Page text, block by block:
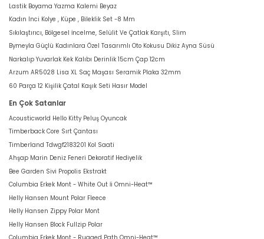
Lastik Boyama Yazma Kalemi Beyaz
Kadın Inci Kolye , Küpe , Bileklik Set -8 Mm
Sıkılaştırıcı, Bölgesel İncelme, Selülit Ve Çatlak Karşıtı, Slim
Bymeyla Güçlü Kadınlara Özel Tasarımlı Oto Kokusu Dikiz Ayna Süsü
Narkalıp Yuvarlak Kek Kalıbı Derinlik 15cm Çap 12cm
Arzum AR5028 Lisa XL Saç Maşası Seramik Plaka 32mm
60 Parça 12 Kişilik Çatal Kaşık Seti Hasır Model
En Çok Satanlar
Acousticworld Hello Kitty Peluş Oyuncak
Timberback Core Sırt Çantası
Timberland Tdwgf2183201 Kol Saati
Ahşap Marin Deniz Feneri Dekoratif Hediyelik
Bee Garden Sivi Propolis Ekstrakt
Columbia Erkek Mont - White Out İi Omni-Heat™
Helly Hansen Mount Polar Fleece
Helly Hansen Zippy Polar Mont
Helly Hansen Block Fullzip Polar